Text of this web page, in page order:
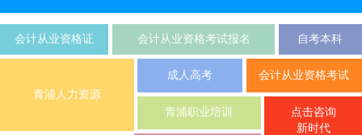
会计从业资格证 会计从业资格考试报名 自考本科
青浦人力资源
成人高考 会计从业资格考试
青浦职业培训
点击咨询
新时代